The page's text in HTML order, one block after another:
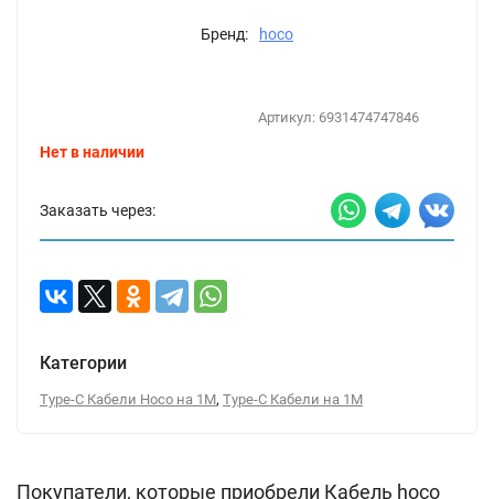
Бренд: hoco
Артикул: 6931474747846
Нет в наличии
Заказать через:
Категории
Type-C Кабели Hoco на 1М, Type-C Кабели на 1М
Покупатели, которые приобрели Кабель hoco